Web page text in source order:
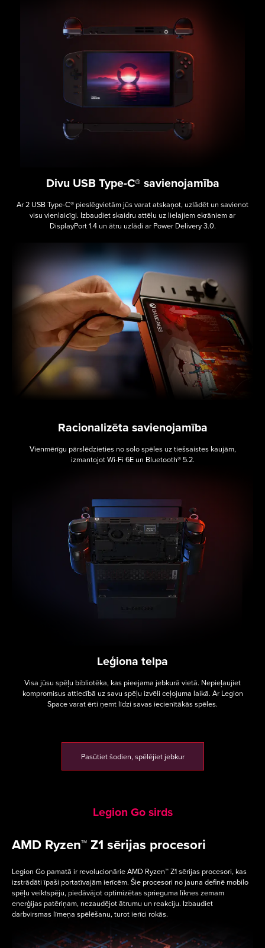
Divu USB Type-C® savienojamība
Ar 2 USB Type-C® pieslēgvietām jūs varat atskaņot, uzlādēt un savienot
visu vienlaicīgi. Izbaudiet skaidru attēlu uz lielajiem ekrāniem ar
DisplayPort 1.4 un ātru uzlādi ar Power Delivery 3.0.
Racionalizēta savienojamība
Vienmērīgu pārslēdzieties no solo spēles uz tiešsaistes kaujām,
izmantojot Wi-Fi 6E un Bluetooth® 5.2.
Leģiona telpa
Visa jūsu spēļu bibliotēka, kas pieejama jebkurā vietā. Nepieļaujiet
kompromisus attiecībā uz savu spēļu izvēli ceļojuma laikā. Ar Legion
Space varat ērti ņemt līdzi savas iecienītākās spēles.
Pasūtiet šodien, spēlējiet jebkur
Legion Go sirds
AMD Ryzen™ Z1 sērijas procesori
Legion Go pamatā ir revolucionārie AMD Ryzen™ Z1 sērijas procesori, kas
izstrādāti īpaši portatīvajām ierīcēm. Šie procesori no jauna definē mobilo
spēļu veiktspēju, piedāvājot optimizētas sprieguma līknes zemam
enerģijas patēriņam, nezaudējot ātrumu un reakciju. Izbaudiet
darbvirsmas līmeņa spēlēšanu, turot ierīci rokās.